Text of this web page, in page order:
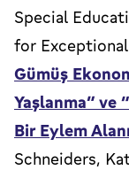
Special
for
Gümüş
Yaşlanma” ve
Bir Eylem
Schneiders,